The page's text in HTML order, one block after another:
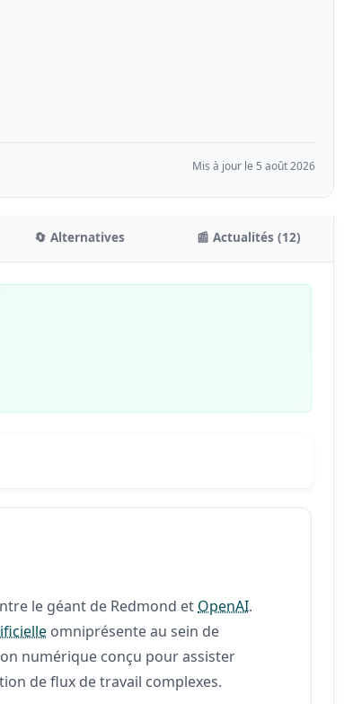
Mis à jour le 5 août 2026
🔄 Alternatives 📰 Actualités (12)
le géant de Redmond et OpenAI.
omniprésente au sein de
numérique conçu pour assister
de flux de travail complexes.